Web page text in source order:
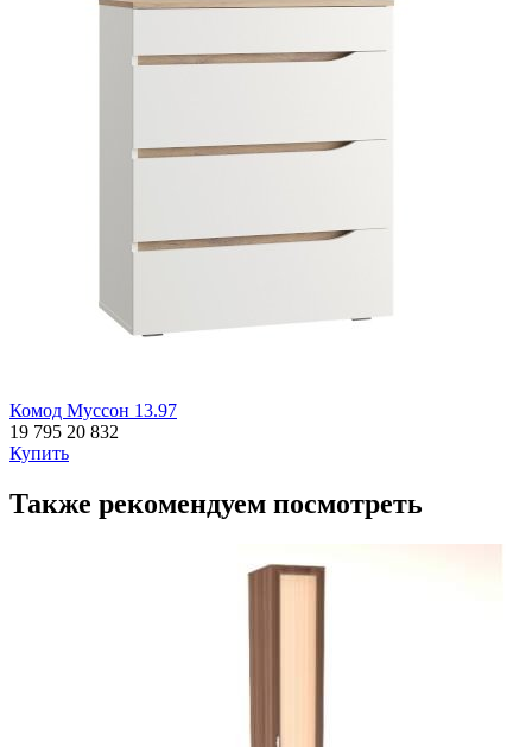
Комод Муссон 13.97
19 795 20 832
Купить
Также рекомендуем посмотреть